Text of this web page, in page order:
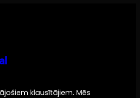
klausītājiem. Mēs